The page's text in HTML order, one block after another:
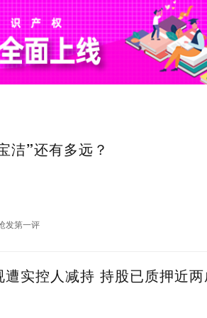
洁”还有多远？
发第一评
实控人减持 持股已质押近